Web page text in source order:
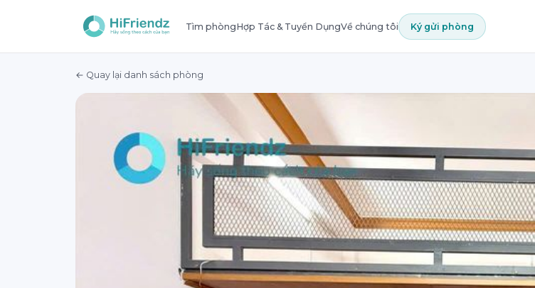
Tìm phòngHợp Tác & Tuyển DụngVề chúng tôi Ký gửi phòng
← Quay lại danh sách phòng